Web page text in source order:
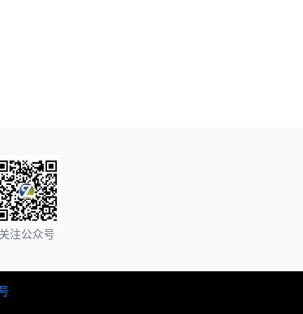
注公众号